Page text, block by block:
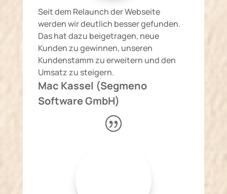
Seit dem Relaunch der Webseite
werden wir deutlich besser gefunden.
Das hat dazu beigetragen, neue
Kunden zu gewinnen, unseren
Kundenstamm zu erweitern und den
Umsatz zu steigern.
Mac Kassel (Segmeno
Software GmbH)